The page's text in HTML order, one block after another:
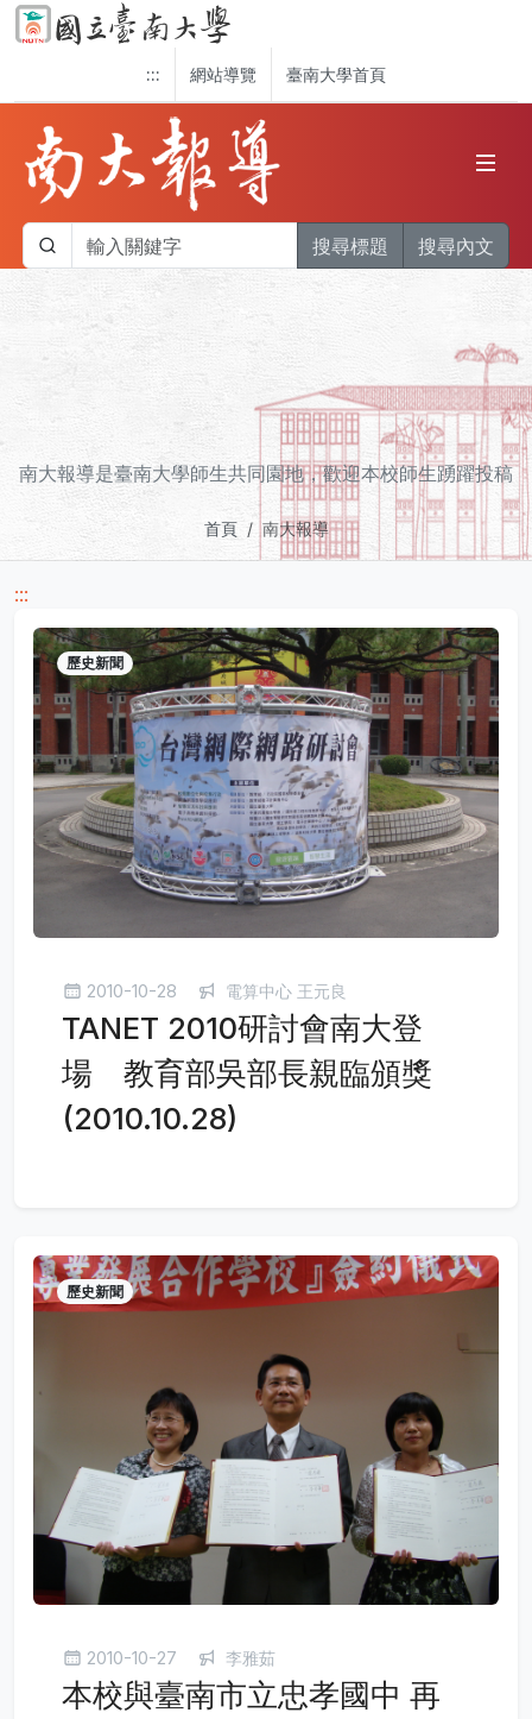
::: 網站導覽 臺南大學首頁
搜尋標題 搜尋內文
南大報導是臺南大學師生共同園地，歡迎本校師生踴躍投稿
首頁 南大報導
:::
歷史新聞
2010-10-28 電算中心 王元良
TANET 2010研討會南大登
場 教育部吳部長親臨頒獎
(2010.10.28)
歷史新聞
2010-10-27 李雅茹
本校與臺南市立忠孝國中 再